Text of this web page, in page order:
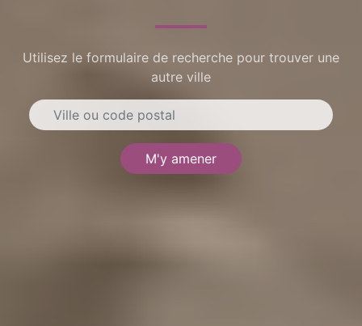
Utilisez le formulaire de recherche pour trouver une
autre ville
M'y amener